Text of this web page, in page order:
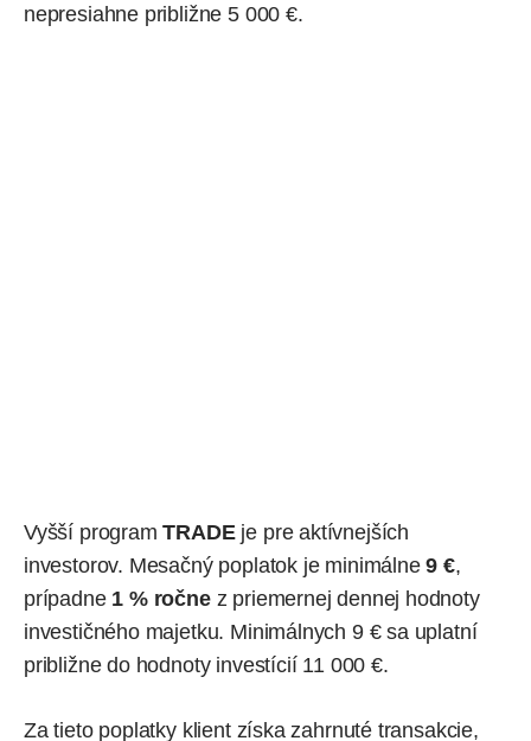
nepresiahne približne 5 000 €.
Vyšší programTRADEje pre aktívnejších
investorov. Mesačný poplatok je minimálne9 €,
prípadne 1 % ročnez priemernej dennej hodnoty
investičného majetku. Minimálnych 9 € sa uplatní
približne do hodnoty investícií 11 000 €.
Za tieto poplatky klient získa zahrnuté transakcie,